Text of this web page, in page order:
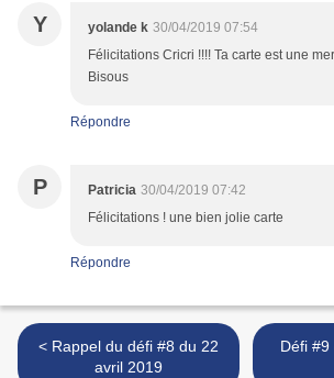
Y yolande k 30/04/2019 07:54
Félicitations Cricri !!!! Ta carte est une
Bisous
Répondre
P Patricia 30/04/2019 07:42
Félicitations ! une bien jolie carte
Répondre
< Rappel du défi #8 du 22
avril 2019